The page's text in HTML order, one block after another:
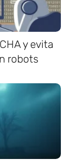
y evita
robots